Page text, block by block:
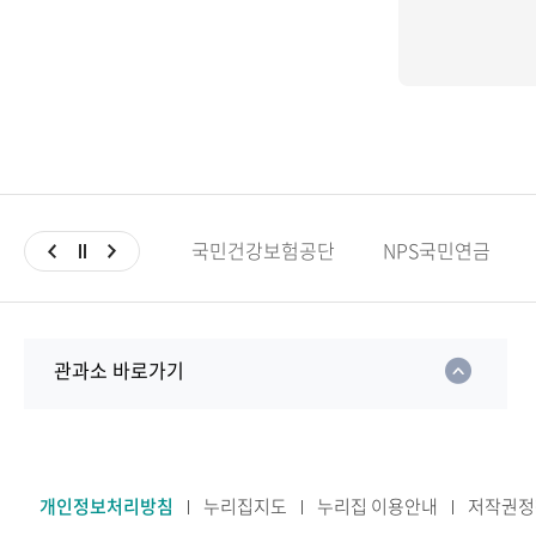
국민건강보험공단 NPS국민연금
관과소 바로가기
개인정보처리방침 누리집지도 누리집 이용안내 저작권